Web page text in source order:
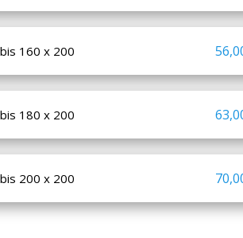
160 x 200
180 x 200
200 x 200